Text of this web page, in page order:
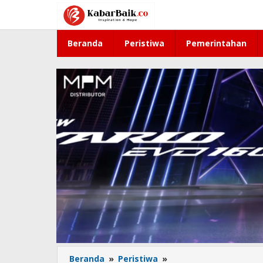
konten
Beranda Peristiwa Pemerintahan
Beranda » Peristiwa »